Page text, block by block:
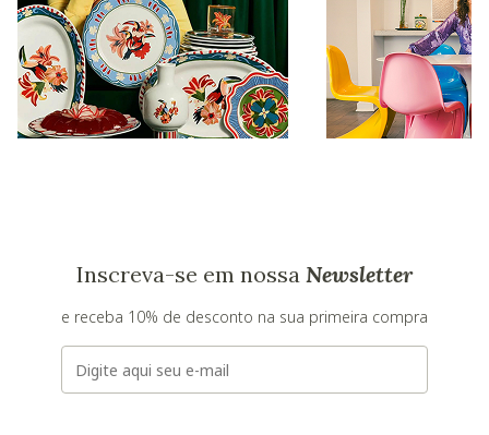
Inscreva-se em nossa Newsletter
e receba 10% de desconto na sua primeira compra
E-mail